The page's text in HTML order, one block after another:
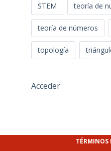
STEM teoría de
teoría de números
topología
Acceder
TÉRMINOS